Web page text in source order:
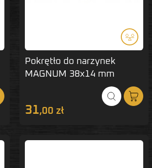
Pokrętło do narzynek
MAGNUM 38x14 mm
31,00 zł